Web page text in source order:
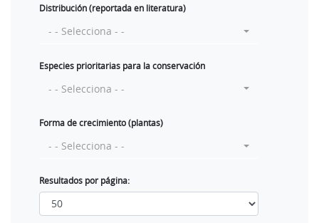
Distribución (reportada en literatura)
- - Selecciona - -
Especies prioritarias para la conservación
- - Selecciona - -
Forma de crecimiento (plantas)
- - Selecciona - -
Resultados por página: